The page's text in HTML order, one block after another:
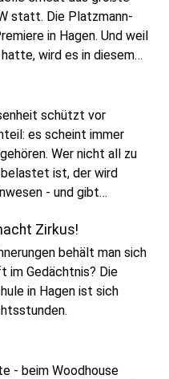
statt. Die Platzmann-
in Hagen. Und weil
wird es in diesem
play_circleAudio anhören
schützt vor
es scheint immer
Wer nicht all zu
ist, der wird
- und gibt
Zirkus!
behält man sich
im Gedächtnis? Die
in Hagen ist sich
- beim Woodhouse